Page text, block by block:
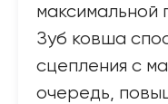
максимальной
Зуб ковша
сцепления с
очередь,